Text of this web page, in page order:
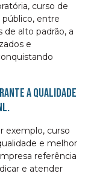
curso de
entre
alto padrão, a
e
a qualidade
exemplo, curso
e melhor
referência
e atender